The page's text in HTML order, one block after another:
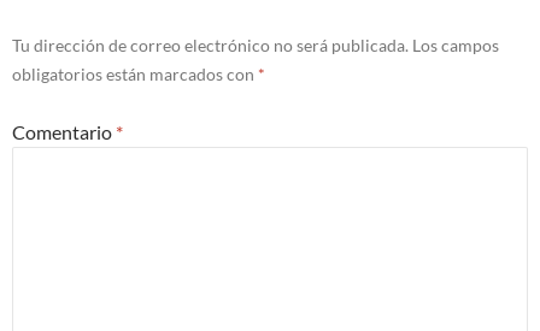
Tu dirección de correo electrónico no será publicada. Los campos
obligatorios están marcados con *
Comentario *